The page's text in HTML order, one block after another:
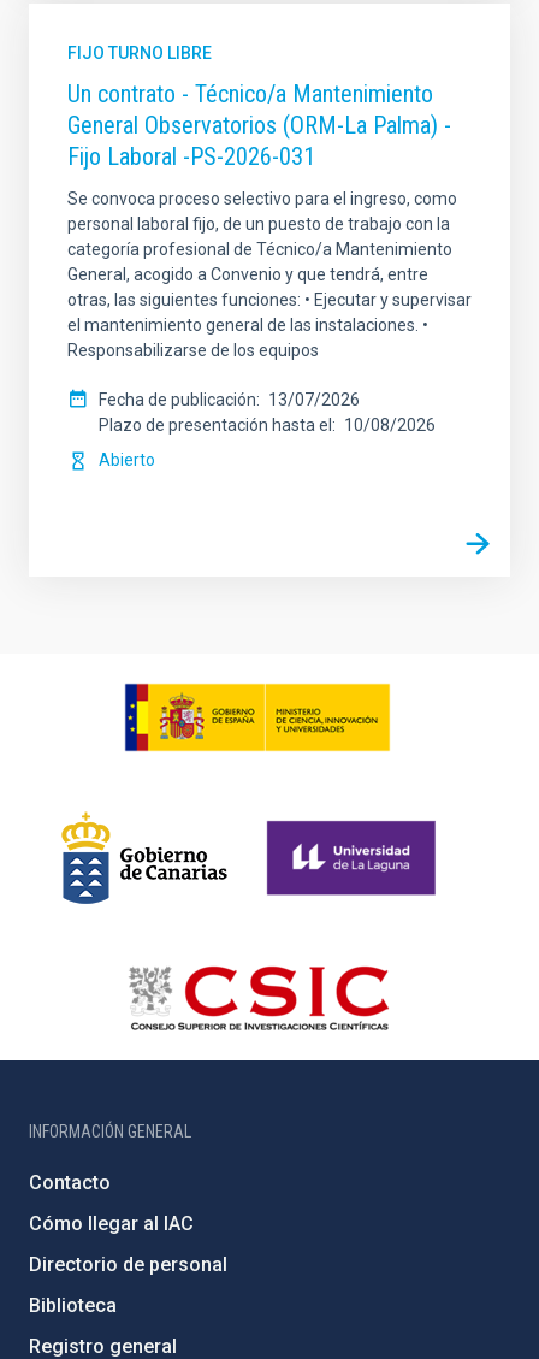
FIJO TURNO LIBRE
Un contrato - Técnico/a Mantenimiento
General Observatorios (ORM-La Palma) -
Fijo Laboral -PS-2026-031
Se convoca proceso selectivo para el ingreso, como
personal laboral fijo, de un puesto de trabajo con la
categoría profesional de Técnico/a Mantenimiento
General, acogido a Convenio y que tendrá, entre
otras, las siguientes funciones: • Ejecutar y supervisar
el mantenimiento general de las instalaciones. •
Responsabilizarse de los equipos
Fecha de publicación
13/07/2026
Plazo de presentación hasta el
10/08/2026
Abierto
INFORMACIÓN GENERAL
Contacto
Cómo llegar al IAC
Directorio de personal
Biblioteca
Registro general